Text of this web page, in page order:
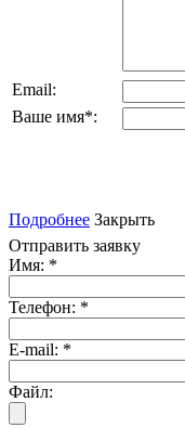
Email:
Ваше имя*:
Подробнее Закрыть
Отправить заявку
Имя: *
Телефон: *
E-mail: *
Файл: